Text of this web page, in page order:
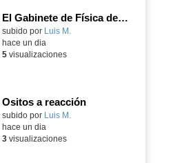
El Gabinete de Física del IES Enrique Tierno Galván de Parla (Curso 25-26)
Contenido educativo.
subido por Luis M.
hace un dia
5visualizaciones
Ositos a reacción
Contenido educativo.
subido por Luis M.
hace un dia
3visualizaciones